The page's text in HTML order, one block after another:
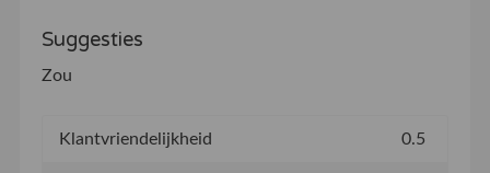
Suggesties
Zou
Klantvriendelijkheid 0.5